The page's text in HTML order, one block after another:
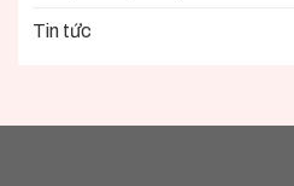
Tin tức